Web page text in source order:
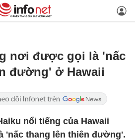
nơi được gọi là 'nấc
đường' ở Hawaii
nổi tiếng của Hawaii
'nấc thang lên thiên đường'.